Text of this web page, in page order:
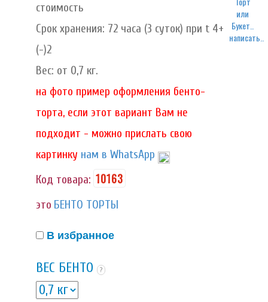
написать..
стоимость
Срок хранения: 72 часа (3 суток) при t 4+
(-)2
Вес: от 0,7 кг.
на фото пример оформления бенто-
торта, если этот вариант Вам не
подходит - можно прислать свою
картинку нам в WhatsApp
Код товара: 10163
это БЕНТО ТОРТЫ
В избранное
ВЕС БЕНТО ?